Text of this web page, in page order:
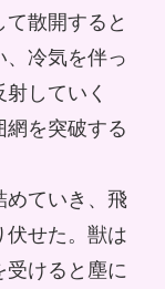
散開すると
冷気を伴っ
していく
網を突破する
ていき、飛
伏せた。獣は
受けると塵に